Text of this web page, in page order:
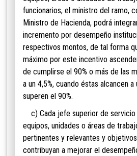
funcionarios, el ministro del ramo,
Ministro de Hacienda, podrá
incremento por desempeño
respectivos montos, de tal forma
máximo por este incentivo
de cumplirse el 90% o más de las
a un 4,5%, cuando éstas alcancen a
superen el 90%.
c) Cada jefe superior de servicio
equipos, unidades o áreas de
pertinentes y relevantes y
contribuyan a mejorar el